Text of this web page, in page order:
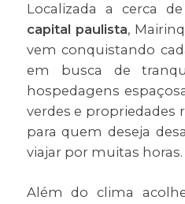
Localizada a cerca de
capital paulista,
vem conquistando
em busca de
hospedagens
verdes e propriedades
para quem deseja
viajar por muitas horas.
Além do clima